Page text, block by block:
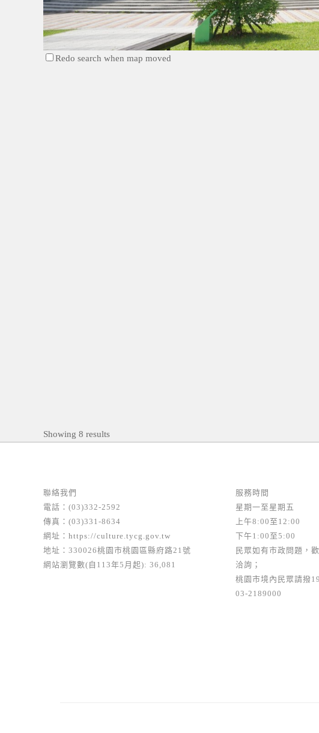
Redo search when map moved
Showing 8 results
聯絡我們
電話：(03)332-2592
傳真：(03)331-8634
網址： https://culture.tycg.gov.tw
地址：330026桃園市桃園區縣府路21號
網站瀏覽數(自113年5月起): 36,081
服務時間
星期一至星期五
上午8:00至12:00
下午1:00至5:00
民眾如有市政問題，
洽詢；
桃園市境內民眾請撥
03-2189000